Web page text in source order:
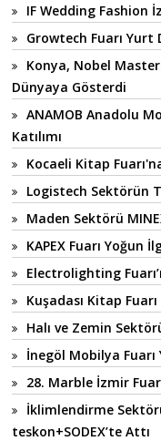
IF Wedding Fashion
Growtech Fuarı Yurt
Konya, Nobel
Dünyaya Gösterdi
ANAMOB Anadolu
Katılımı
Kocaeli Kitap
Logistech Sektörün
Maden Sektörü
KAPEX Fuarı Yoğun
Electrolighting
Kuşadası Kitap
Halı ve Zemin
İnegöl Mobilya
28. Marble İzmir
İklimlendirme
teskon+SODEX’te Attı